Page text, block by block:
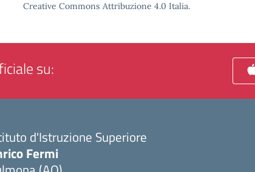
Creative Commons Attribuzione 4.0 Italia.
su:
d'Istruzione Superiore
Fermi